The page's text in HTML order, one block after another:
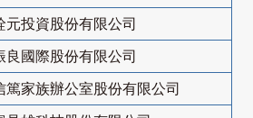
元投資股份有限公司
良國際股份有限公司
篤家族辦公室股份有限公司